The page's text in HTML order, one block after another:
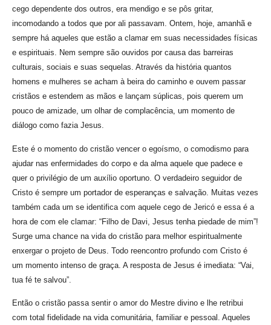
cego dependente dos outros, era mendigo e se pôs gritar,
incomodando a todos que por ali passavam. Ontem, hoje, amanhã e
sempre há aqueles que estão a clamar em suas necessidades físicas
e espirituais. Nem sempre são ouvidos por causa das barreiras
culturais, sociais e suas sequelas. Através da história quantos
homens e mulheres se acham à beira do caminho e ouvem passar
cristãos e estendem as mãos e lançam súplicas, pois querem um
pouco de amizade, um olhar de complacência, um momento de
diálogo como fazia Jesus.
Este é o momento do cristão vencer o egoísmo, o comodismo para
ajudar nas enfermidades do corpo e da alma aquele que padece e
quer o privilégio de um auxílio oportuno. O verdadeiro seguidor de
Cristo é sempre um portador de esperanças e salvação. Muitas vezes
também cada um se identifica com aquele cego de Jericó e essa é a
hora de com ele clamar: “Filho de Davi, Jesus tenha piedade de mim”!
Surge uma chance na vida do cristão para melhor espiritualmente
enxergar o projeto de Deus. Todo reencontro profundo com Cristo é
um momento intenso de graça. A resposta de Jesus é imediata: “Vai,
tua fé te salvou”.
Então o cristão passa sentir o amor do Mestre divino e lhe retribui
com total fidelidade na vida comunitária, familiar e pessoal. Aqueles